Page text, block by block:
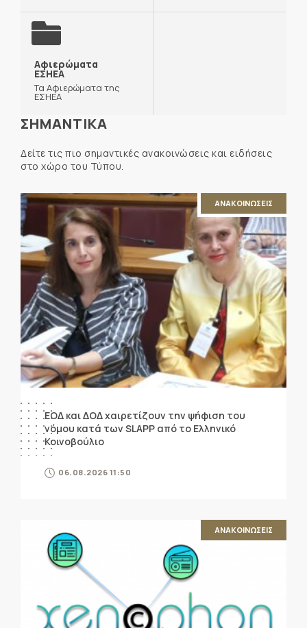
Αφιερώματα
ΕΣΗΕΑ
Τα Αφιερώματα της
ΕΣΗΕΑ
ΣΗΜΑΝΤΙΚΑ
Δείτε τις πιο σημαντικές ανακοινώσεις και ειδήσεις
στο χώρο του Τύπου.
ΑΝΑΚΟΙΝΩΣΕΙΣ
ΕΟΔ και ΔΟΔ χαιρετίζουν την ψήφιση του
νόμου κατά των SLAPP από το Ελληνικό
Κοινοβούλιο
06.08.2026 11:50
ΑΝΑΚΟΙΝΩΣΕΙΣ